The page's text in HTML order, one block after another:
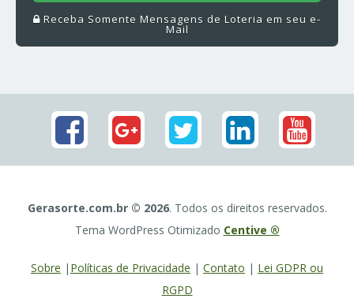
Receba Somente Mensagens de Loteria em seu e-
Mail
Gerasorte.com.br © 2026. Todos os direitos reservados.
Tema WordPress Otimizado Centive ®
Sobre | Políticas de Privacidade | Contato | Lei GDPR ou
RGPD